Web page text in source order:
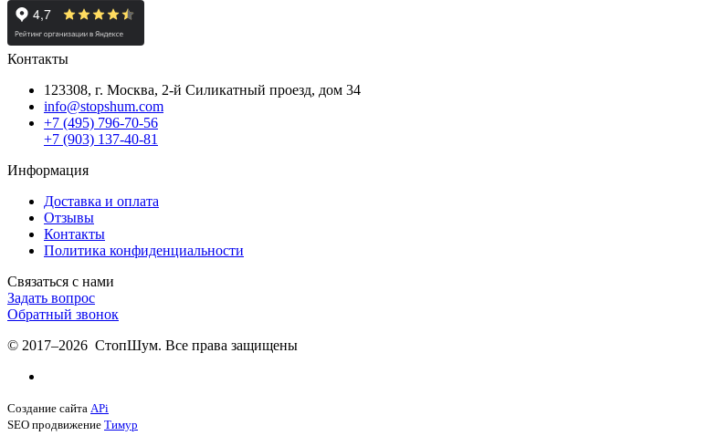
Контакты
123308, г. Москва, 2-й Силикатный проезд, дом 34
info@stopshum.com
+7 (495) 796-70-56
+7 (903) 137-40-81
Информация
Доставка и оплата
Отзывы
Контакты
Политика конфиденциальности
Связаться с нами
Задать вопрос
Обратный звонок
© 2017–2026 СтопШум. Все права защищены
Создание сайта APi
SEO продвижение Тимур